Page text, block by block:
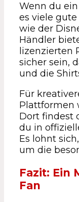
Wenn du
es viele
wie der
Händler
lizenzierten
sicher sein,
und die
Für
Plattformen
Dort findest
du in
Es lohnt
um die
Fazit: Ein
Fan